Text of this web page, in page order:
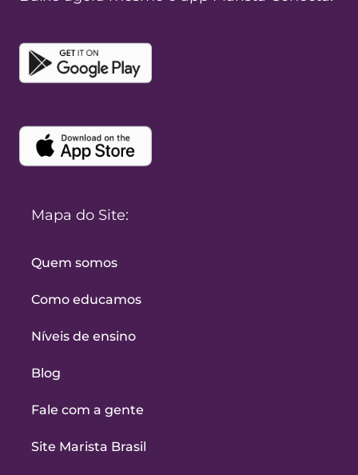
Mapa do Site:
Quem somos
Como educamos
Níveis de ensino
Blog
Fale com a gente
Site Marista Brasil